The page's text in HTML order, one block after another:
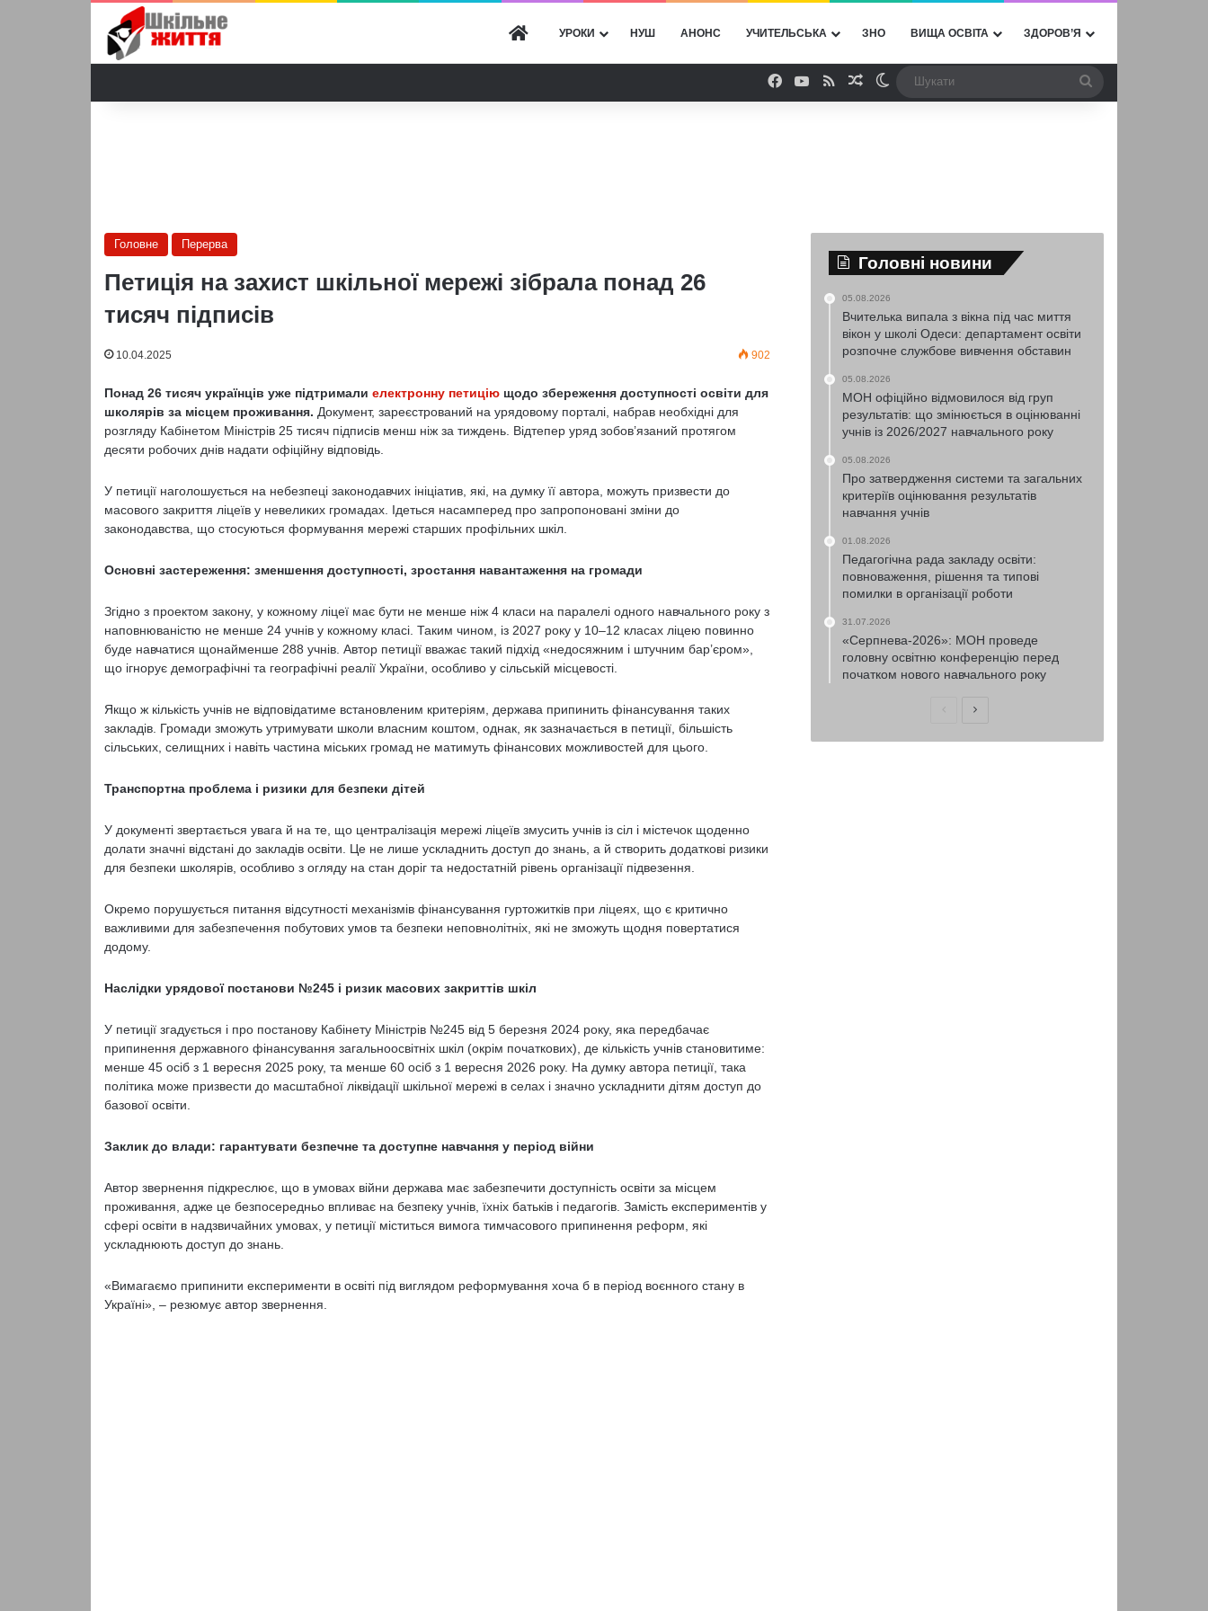
ГОЛОВНА
УРОКИ НУШ АНОНС УЧИТЕЛЬСЬКА ЗНО ВИЩА ОСВІТА ЗДОРОВ’Я
Facebook
YouTube
RSSВипадкова стаття
Switch skin
Головне Перерва
Петиція на захист шкільної мережі зібрала понад 26
тисяч підписів
10.04.2025 902
Понад 26 тисяч українців уже підтримали електронну петиціющодо збереження доступності освіти для
школярів за місцем проживання. Документ, зареєстрований на урядовому порталі, набрав необхідні для
розгляду Кабінетом Міністрів 25 тисяч підписів менш ніж за тиждень. Відтепер уряд зобов’язаний протягом
десяти робочих днів надати офіційну відповідь.
У петиції наголошується на небезпеці законодавчих ініціатив, які, на думку її автора, можуть призвести до
масового закриття ліцеїв у невеликих громадах. Ідеться насамперед про запропоновані зміни до
законодавства, що стосуються формування мережі старших профільних шкіл.
Основні застереження: зменшення доступності, зростання навантаження на громади
Згідно з проектом закону, у кожному ліцеї має бути не менше ніж 4 класи на паралелі одного навчального року з
наповнюваністю не менше 24 учнів у кожному класі. Таким чином, із 2027 року у 10–12 класах ліцею повинно
буде навчатися щонайменше 288 учнів. Автор петиції вважає такий підхід «недосяжним і штучним бар’єром»,
що ігнорує демографічні та географічні реалії України, особливо у сільській місцевості.
Якщо ж кількість учнів не відповідатиме встановленим критеріям, держава припинить фінансування таких
закладів. Громади зможуть утримувати школи власним коштом, однак, як зазначається в петиції, більшість
сільських, селищних і навіть частина міських громад не матимуть фінансових можливостей для цього.
Транспортна проблема і ризики для безпеки дітей
У документі звертається увага й на те, що централізація мережі ліцеїв змусить учнів із сіл і містечок щоденно
долати значні відстані до закладів освіти. Це не лише ускладнить доступ до знань, а й створить додаткові ризики
для безпеки школярів, особливо з огляду на стан доріг та недостатній рівень організації підвезення.
Окремо порушується питання відсутності механізмів фінансування гуртожитків при ліцеях, що є критично
важливими для забезпечення побутових умов та безпеки неповнолітніх, які не зможуть щодня повертатися
додому.
Наслідки урядової постанови №245 і ризик масових закриттів шкіл
У петиції згадується і про постанову Кабінету Міністрів №245 від 5 березня 2024 року, яка передбачає
припинення державного фінансування загальноосвітніх шкіл (окрім початкових), де кількість учнів становитиме:
менше 45 осіб з 1 вересня 2025 року, та менше 60 осіб з 1 вересня 2026 року. На думку автора петиції, така
політика може призвести до масштабної ліквідації шкільної мережі в селах і значно ускладнити дітям доступ до
базової освіти.
Заклик до влади: гарантувати безпечне та доступне навчання у період війни
Автор звернення підкреслює, що в умовах війни держава має забезпечити доступність освіти за місцем
проживання, адже це безпосередньо впливає на безпеку учнів, їхніх батьків і педагогів. Замість експериментів у
сфері освіти в надзвичайних умовах, у петиції міститься вимога тимчасового припинення реформ, які
ускладнюють доступ до знань.
«Вимагаємо припинити експерименти в освіті під виглядом реформування хоча б в період воєнного стану в
Україні», – резюмує автор звернення.
Головні новини
05.08.2026
Вчителька випала з вікна під час миття
вікон у школі Одеси: департамент освіти
розпочне службове вивчення обставин
05.08.2026
МОН офіційно відмовилося від груп
результатів: що змінюється в оцінюванні
учнів із 2026/2027 навчального року
05.08.2026
Про затвердження системи та загальних
критеріїв оцінювання результатів
навчання учнів
01.08.2026
Педагогічна рада закладу освіти:
повноваження, рішення та типові
помилки в організації роботи
31.07.2026
«Серпнева-2026»: МОН проведе
головну освітню конференцію перед
початком нового навчального року
ПопередняНаступна